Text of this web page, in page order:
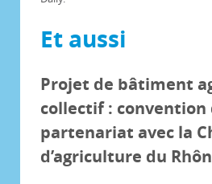
Et aussi
Projet de bâtiment
collectif : convention
partenariat avec la
d’agriculture du